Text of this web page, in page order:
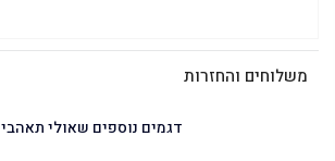
משלוחים והחזרות
דגמים נוספים שאולי תאהבי